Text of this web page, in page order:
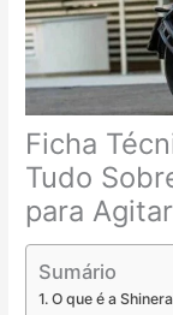
Ficha
Tudo
para
Sumário
O que é a